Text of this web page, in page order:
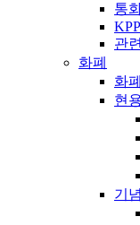
통
관
화폐
화
현
기